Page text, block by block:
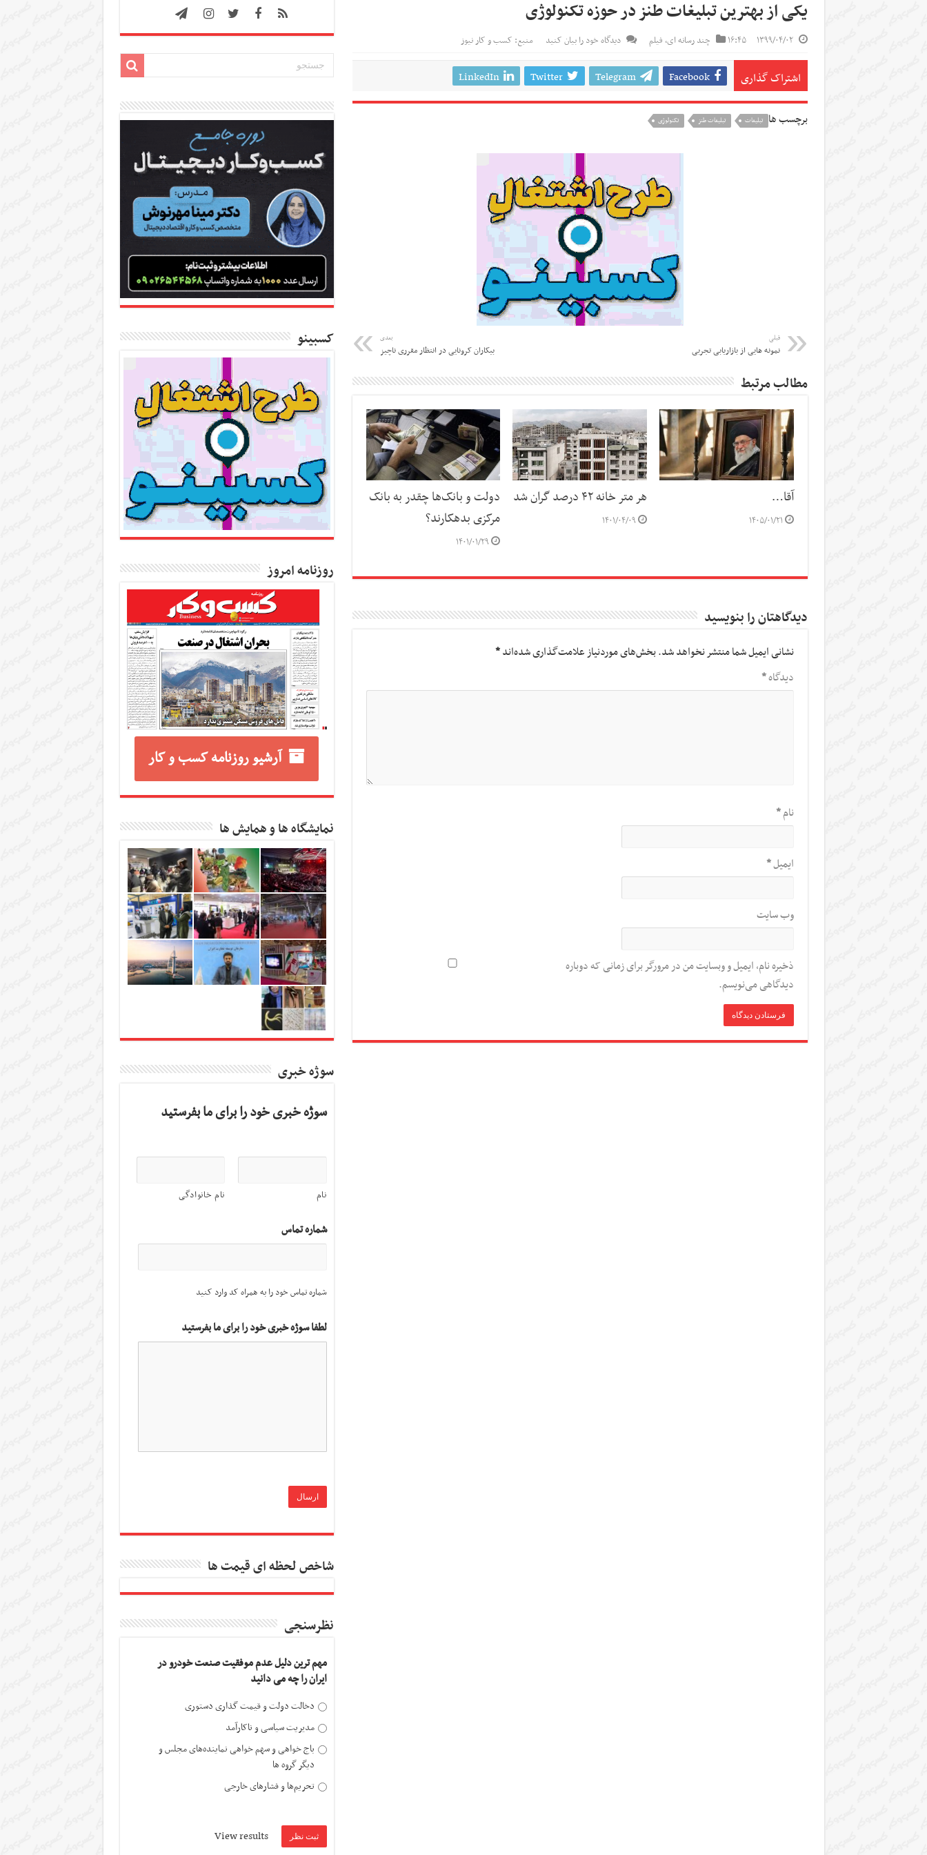
یکی از بهترین تبلیغات طنز در حوزه تکنولوژی
۱۳۹۹/۰۴/۰۲ ۱۶:۴۵ چند رسانه ای, فیلم دیدگاه خود را بیان کنید منبع: کسب و کار نیوز
اشتراک گذاری Facebook
Telegram
Twitter
LinkedIn
برچسب ها تبلیغات تبلیغات طنز تکنولوژی
قبلی
نمونه هایی از بازاریابی تجربی
بعدی
بیکاران کرونایی در انتظار مقرری ناچیز
مطالب مرتبط
آقا…
۱۴۰۵/۰۱/۲۱
هر متر خانه ۴۲ درصد گران شد
۱۴۰۱/۰۴/۰۹
دولت و بانک‌ها چقدر به بانک
مرکزی بدهکارند؟
۱۴۰۱/۰۱/۲۹
دیدگاهتان را بنویسید
نشانی ایمیل شما منتشر نخواهد شد.بخش‌های موردنیاز علامت‌گذاری شده‌اند*
دیدگاه*
نام*
ایمیل*
وب‌ سایت
ذخیره نام، ایمیل و وبسایت من در مرورگر برای زمانی که دوباره
دیدگاهی می‌نویسم.
کسبینو
روزنامه امروز
آرشیو روزنامه کسب و کار
نمایشگاه ها و همایش ها
سوژه خبری
سوژه خبری خود را برای ما بفرستید
نام نام خانوادگی
شماره تماس
شماره تماس خود را به همراه کد وارد کنید
لطفا سوژه خبری خود را برای ما بفرستید
شاخص لحظه ای قیمت ها
نظرسنجی
مهم ترین دلیل عدم موفقیت صنعت خودرو در
ایران را چه می دانید
دخالت دولت و قیمت گذاری دستوری
مدیریت سیاسی و ناکارآمد
باج خواهی و سهم خواهی نماینده‌های مجلس و
دیگر گروه ها
تحریم‌ها و فشارهای خارجی
View results